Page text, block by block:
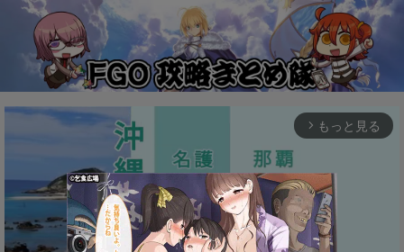
arrow_forward_ios もっと見る